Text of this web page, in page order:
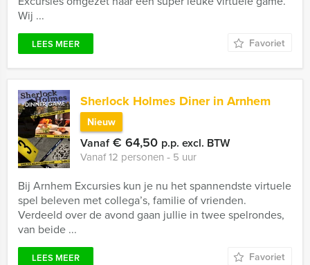
Wij ...
LEES MEER Favoriet
Sherlock Holmes Diner in Arnhem
Nieuw
Vanaf€ 64,50 p.p. excl. BTW
Vanaf 12 personen ‐ 5 uur
Bij Arnhem Excursies kun je nu het spannendste virtuele
spel beleven met collega’s, familie of vrienden.
Verdeeld over de avond gaan jullie in twee spelrondes,
van beide ...
LEES MEER Favoriet